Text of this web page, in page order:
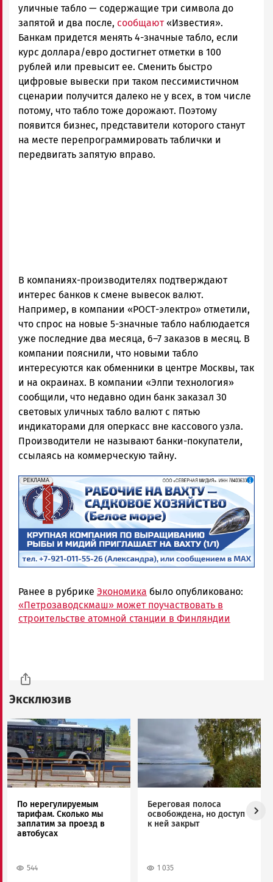
|
Петрозаводск
ГОВОРИТ
уличные табло — содержащие три символа до
запятой и два после, сообщают«Известия».
Банкам придется менять 4-значные табло, если
курс доллара/евро достигнет отметки в 100
рублей или превысит ее. Сменить быстро
цифровые вывески при таком пессимистичном
сценарии получится далеко не у всех, в том числе
потому, что табло тоже дорожают. Поэтому
появится бизнес, представители которого станут
на месте перепрограммировать таблички и
передвигать запятую вправо.
В компаниях-производителях подтверждают
интерес банков к смене вывесок валют.
Например, в компании «РОСТ-электро» отметили,
что спрос на новые 5-значные табло наблюдается
уже последние два месяца, 6–7 заказов в месяц. В
компании пояснили, что новыми табло
интересуются как обменники в центре Москвы, так
и на окраинах. В компании «Элпи технология»
сообщили, что недавно один банк заказал 30
световых уличных табло валют с пятью
индикаторами для оперкасс вне кассового узла.
Производители не называют банки-покупатели,
ссылаясь на коммерческую тайну.
erid: 2SDnjf467GP
РЕКЛАМА
Реклама
Ранее в рубрике Экономика было опубликовано:
«Петрозаводскмаш» может поучаствовать в
строительстве атомной станции в Финляндии
Эксклюзив
Image
По нерегулируемым
тарифам. Сколько мы
заплатим за проезд в
автобусах
544
Береговая полоса
освобождена, но доступ
к ней закрыт
1 035